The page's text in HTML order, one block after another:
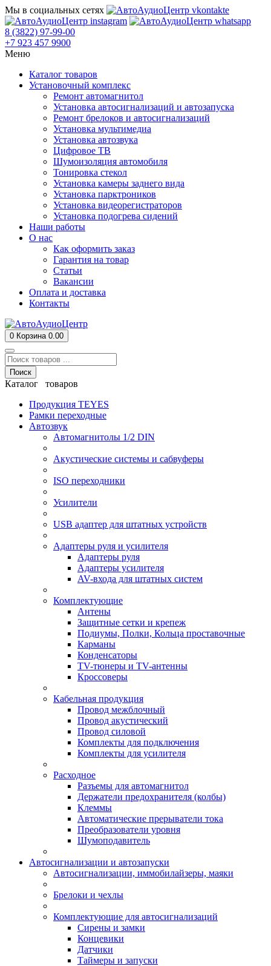
Мы в социальных сетях
8 (3822) 97-99-00
+7 923 457 9900
Меню
Каталог товаров
Установочный комплекс
Ремонт автомагнитол
Установка автосигнализаций и автозапуска
Ремонт брелоков и автосигнализаций
Установка мультимедиа
Установка автозвука
Цифровое ТВ
Шумоизоляция автомобиля
Тонировка стекол
Установка камеры заднего вида
Установка парктроников
Установка видеорегистраторов
Установка подогрева сидений
Наши работы
О нас
Как оформить заказ
Гарантия на товар
Статьи
Вакансии
Оплата и доставка
Контакты
0 Корзина 0.00
Поиск
Каталог товаров
Продукция TEYES
Рамки переходные
Автозвук
Автомагнитолы 1/2 DIN
Акустические системы и сабвуферы
ISO переходники
Усилители
USB адаптер для штатных устройств
Адаптеры руля и усилителя
Адаптеры руля
Адаптеры усилителя
AV-входа для штатных систем
Комплектующие
Антены
Защитные сетки и крепеж
Подиумы, Полки, Кольца проставочные
Карманы
Конденсаторы
TV-тюнеры и TV-антенны
Кроссоверы
Кабельная продукция
Провод межблочный
Провод акустический
Провод силовой
Комплекты для подключения
Комплекты для усилителя
Расходное
Разъемы для автомагнитол
Держатели предохранителя (колбы)
Клеммы
Автоматические прерыватели тока
Преобразователи уровня
Шумоподавитель
Автосигнализации и автозапуски
Автосигнализации, иммобилайзеры, маяки
Брелоки и чехлы
Комплектующие для автосигнализаций
Сирены и замки
Концевики
Датчики
Таймеры и запуски